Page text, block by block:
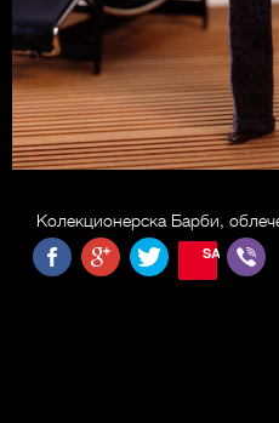
Колекционерска Барби,
SAVE